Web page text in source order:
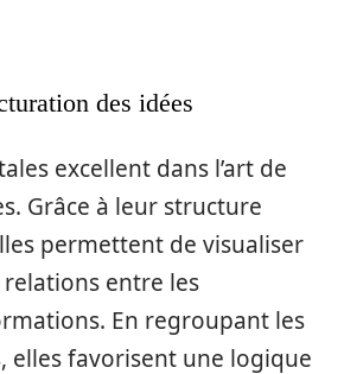
des idées
excellent dans l’art de
Grâce à leur structure
permettent de visualiser
entre les
En regroupant les
elles favorisent une logique